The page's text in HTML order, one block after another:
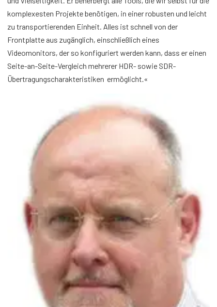
komplexesten Projekte benötigen, in einer robusten und leicht
zu transportierenden Einheit. Alles ist schnell von der
Frontplatte aus zugänglich, einschließlich eines
Videomonitors, der so konfiguriert werden kann, dass er einen
Seite-an-Seite-Vergleich mehrerer HDR- sowie SDR-
Übertragungscharakteristiken ermöglicht.«